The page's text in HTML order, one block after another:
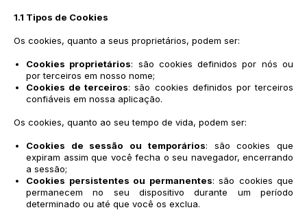
1.1 Tipos de Cookies
Os cookies, quanto a seus proprietários, podem ser:
Cookies proprietários: são cookies definidos por nós ou
por terceiros em nosso nome;
Cookies de terceiros: são cookies definidos por terceiros
confiáveis em nossa aplicação.
Os cookies, quanto ao seu tempo de vida, podem ser:
Cookies de sessão ou temporários: são cookies que
expiram assim que você fecha o seu navegador, encerrando
a sessão;
Cookies persistentes ou permanentes: são cookies que
permanecem no seu dispositivo durante um período
determinado ou até que você os exclua.